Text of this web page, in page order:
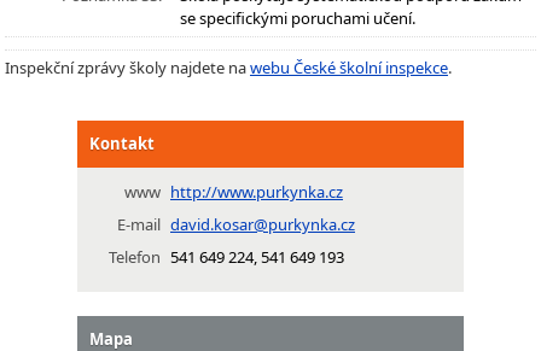
se specifickými poruchami učení.
Inspekční zprávy školy najdete nawebu České školní inspekce.
Kontakt
www http://www.purkynka.cz
E-mail david.kosar@purkynka.cz
Telefon 541 649 224, 541 649 193
Mapa